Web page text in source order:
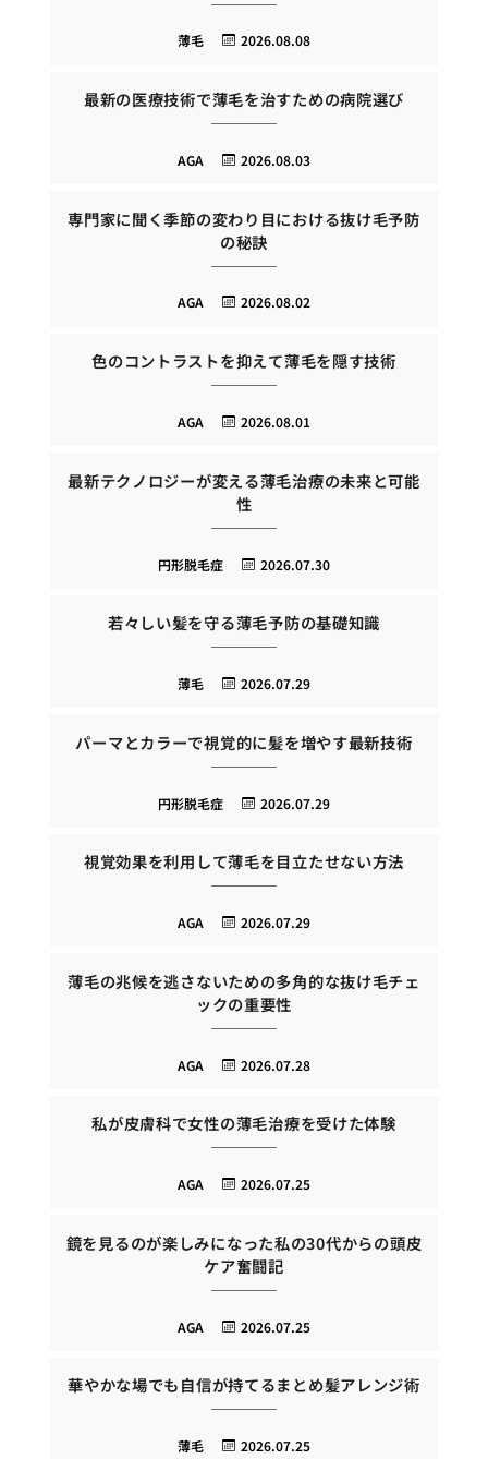
2026.08.08
薄毛
最新の医療技術で薄毛を治すための病院選び
2026.08.03
AGA
専門家に聞く季節の変わり目における抜け毛予防
の秘訣
2026.08.02
AGA
色のコントラストを抑えて薄毛を隠す技術
2026.08.01
AGA
最新テクノロジーが変える薄毛治療の未来と可能
性
2026.07.30
円形脱毛症
若々しい髪を守る薄毛予防の基礎知識
2026.07.29
薄毛
パーマとカラーで視覚的に髪を増やす最新技術
2026.07.29
円形脱毛症
視覚効果を利用して薄毛を目立たせない方法
2026.07.29
AGA
薄毛の兆候を逃さないための多角的な抜け毛チェ
ックの重要性
2026.07.28
AGA
私が皮膚科で女性の薄毛治療を受けた体験
2026.07.25
AGA
鏡を見るのが楽しみになった私の30代からの頭皮
ケア奮闘記
2026.07.25
AGA
華やかな場でも自信が持てるまとめ髪アレンジ術
2026.07.25
薄毛